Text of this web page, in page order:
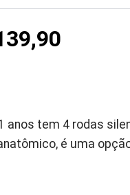
anos tem 4 rodas
é uma